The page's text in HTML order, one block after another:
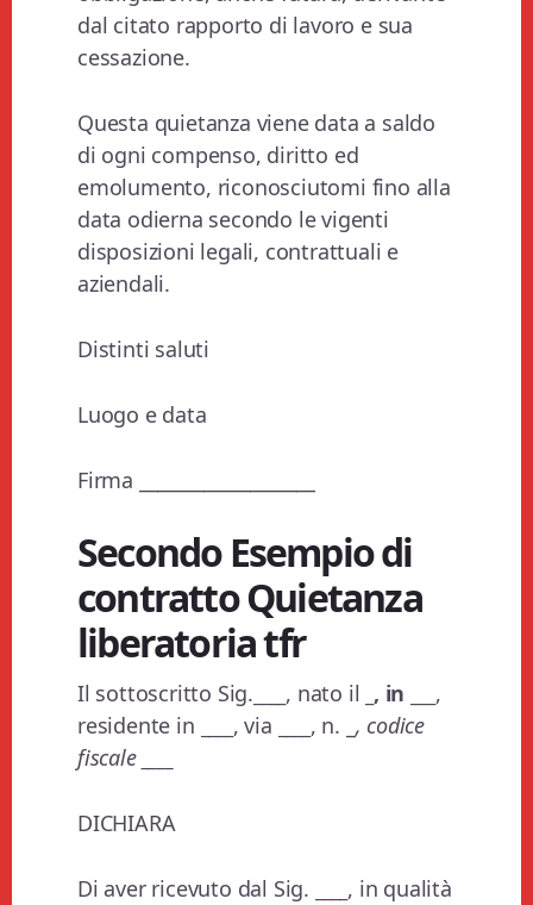
dal citato rapporto di lavoro e sua
cessazione.
Questa quietanza viene data a saldo
di ogni compenso, diritto ed
emolumento, riconosciutomi fino alla
data odierna secondo le vigenti
disposizioni legali, contrattuali e
aziendali.
Distinti saluti
Luogo e data
Firma ___________________
Secondo Esempio di
contratto Quietanza
liberatoria tfr
Il sottoscritto Sig. , nato il _, in ___ ,
residente in
, via , n. _ , codice
fiscale
DICHIARA
Di aver ricevuto dal Sig.
, in qualità